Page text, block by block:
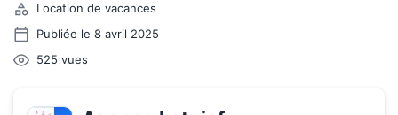
Location de vacances
Publiée le 8 avril 2025
525 vues